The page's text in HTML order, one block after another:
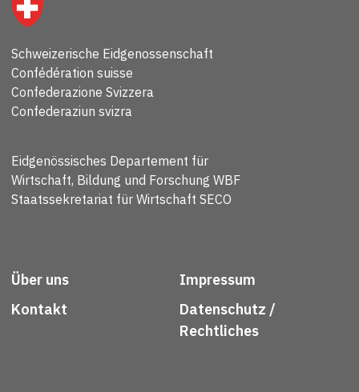
Schweizerische Eidgenossenschaft
Confédération suisse
Confederazione Svizzera
Confederaziun svizra
Eidgenössisches Departement für
Wirtschaft, Bildung und Forschung WBF
Staatssekretariat für Wirtschaft SECO
Über uns
Kontakt
Impressum
Datenschutz /
Rechtliches